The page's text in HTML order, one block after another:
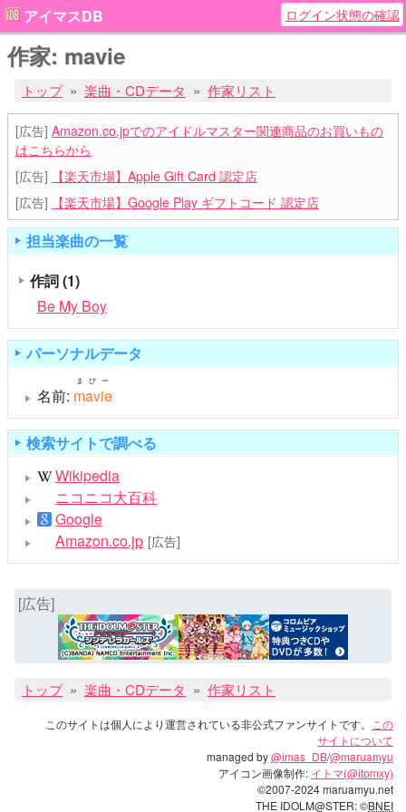
アイマスDB ログイン状態の確認
作家: mavie
トップ 楽曲・CDデータ 作家リスト
[広告] Amazon.co.jpでのアイドルマスター関連商品のお買いもの
はこちらから
[広告]
【楽天市場】Apple Gift Card 認定店
[広告]
【楽天市場】Google Play ギフトコード 認定店
担当楽曲の一覧
作詞(1)
Be My Boy
パーソナルデータ
名前: mavie
まびー
検索サイトで調べる
Wikipedia
ニコニコ大百科
Google
Amazon.co.jp [広告]
[広告]
トップ 楽曲・CDデータ 作家リスト
このサイトは個人により運営されている非公式ファンサイトです。
この
サイトについて
managed by@imas_DB/@maruamyu
アイコン画像制作: イトマ(@itomxy)
©2007-2024 maruamyu.net
THE IDOLM@STER: ©BNEI